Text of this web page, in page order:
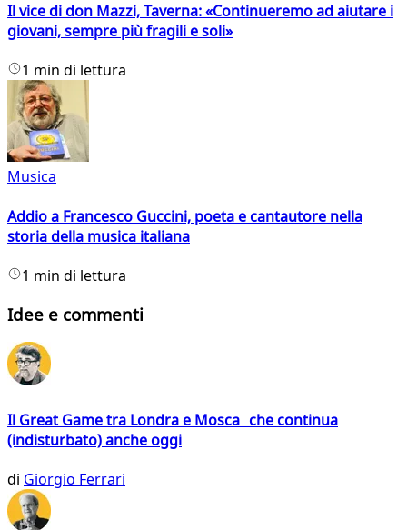
Il vice di don Mazzi, Taverna: «Continueremo ad aiutare i
giovani, sempre più fragili e soli»
1 min di lettura
Musica
Addio a Francesco Guccini, poeta e cantautore nella
storia della musica italiana
1 min di lettura
Idee e commenti
Il Great Game tra Londra e Mosca che continua
(indisturbato) anche oggi
di Giorgio Ferrari